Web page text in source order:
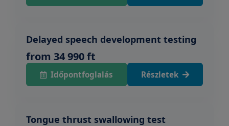
Delayed speech development testing
from 34 990 ft
Időpontfoglalás Részletek
Tongue thrust swallowing test